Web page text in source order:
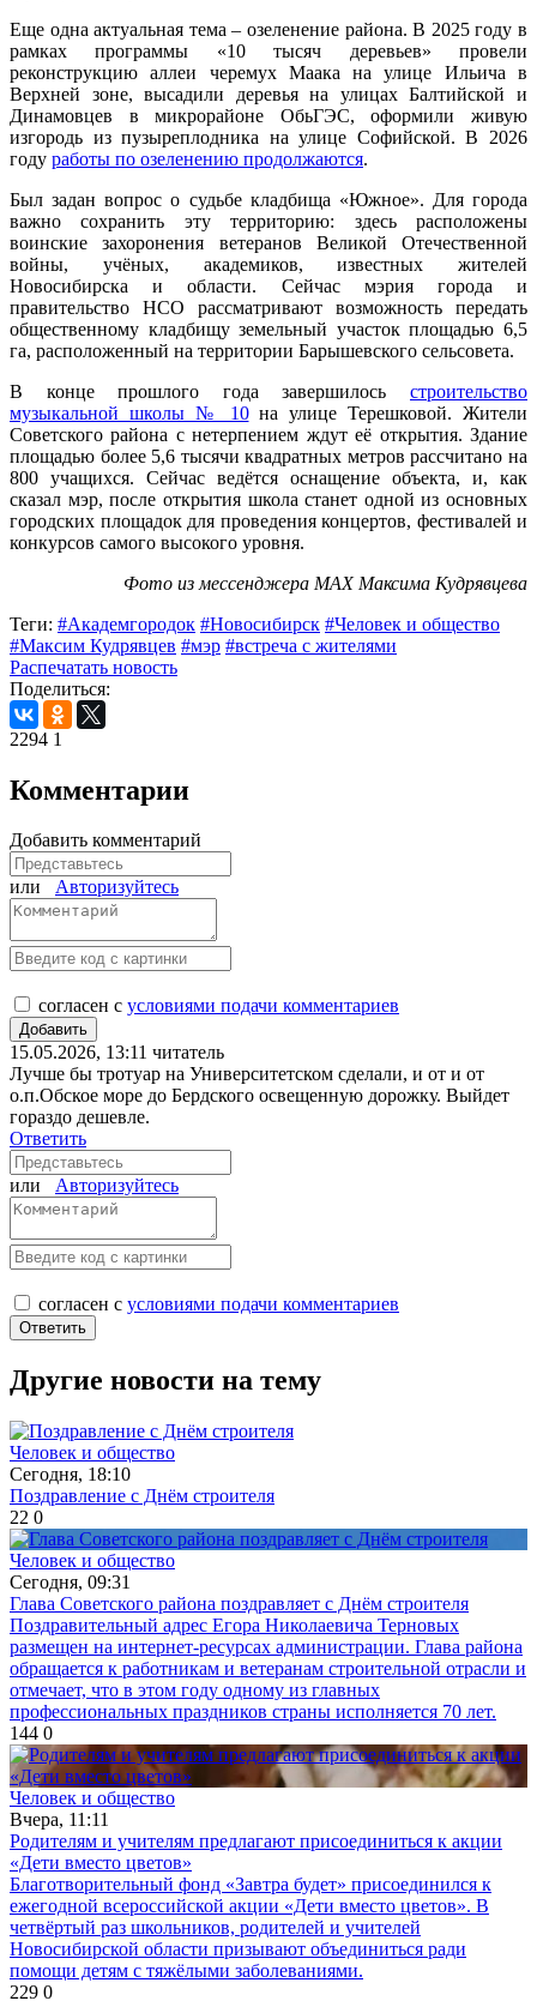
Еще одна актуальная тема – озеленение района. В 2025 году в
рамках программы «10 тысяч деревьев» провели
реконструкцию аллеи черемух Маака на улице Ильича в
Верхней зоне, высадили деревья на улицах Балтийской и
Динамовцев в микрорайоне ОбьГЭС, оформили живую
изгородь из пузыреплодника на улице Софийской. В 2026
году работы по озеленению продолжаются.
Был задан вопрос о судьбе кладбища «Южное». Для города
важно сохранить эту территорию: здесь расположены
воинские захоронения ветеранов Великой Отечественной
войны, учёных, академиков, известных жителей
Новосибирска и области. Сейчас мэрия города и
правительство НСО рассматривают возможность передать
общественному кладбищу земельный участок площадью 6,5
га, расположенный на территории Барышевского сельсовета.
В конце прошлого года завершилось строительство
музыкальной школы № 10на улице Терешковой. Жители
Советского района с нетерпением ждут её открытия. Здание
площадью более 5,6 тысячи квадратных метров рассчитано на
800 учащихся. Сейчас ведётся оснащение объекта, и, как
сказал мэр, после открытия школа станет одной из основных
городских площадок для проведения концертов, фестивалей и
конкурсов самого высокого уровня.
Фото из мессенджера МАХ Максима Кудрявцева
Теги: #Академгородок #Новосибирск #Человек и общество
#Максим Кудрявцев #мэр #встреча с жителями
Распечатать новость
Поделиться:
2294 1
Комментарии
Добавить комментарий
или Авторизуйтесь
согласен с условиями подачи комментариев
15.05.2026, 13:11 читатель
Лучше бы тротуар на Университетском сделали, и от и от
о.п.Обское море до Бердского освещенную дорожку. Выйдет
гораздо дешевле.
Ответить
или Авторизуйтесь
согласен с условиями подачи комментариев
Другие новости на тему
Человек и общество
Сегодня, 18:10
Поздравление с Днём строителя
22 0
Человек и общество
Сегодня, 09:31
Глава Советского района поздравляет с Днём строителя
Поздравительный адрес Егора Николаевича Терновых
размещен на интернет-ресурсах администрации. Глава района
обращается к работникам и ветеранам строительной отрасли и
отмечает, что в этом году одному из главных
профессиональных праздников страны исполняется 70 лет.
144 0
Человек и общество
Вчера, 11:11
Родителям и учителям предлагают присоединиться к акции
«Дети вместо цветов»
Благотворительный фонд «Завтра будет» присоединился к
ежегодной всероссийской акции «Дети вместо цветов». В
четвёртый раз школьников, родителей и учителей
Новосибирской области призывают объединиться ради
помощи детям с тяжёлыми заболеваниями.
229 0